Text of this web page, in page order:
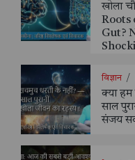
खोला
Roots
Gut?
विज्ञान /
क्या
साल
संजय